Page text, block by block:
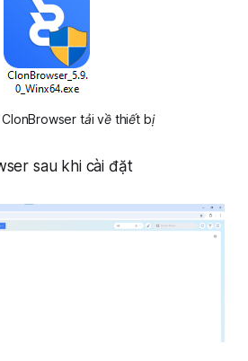
ClonBrowser tải về thiết bị
sau khi cài đặt